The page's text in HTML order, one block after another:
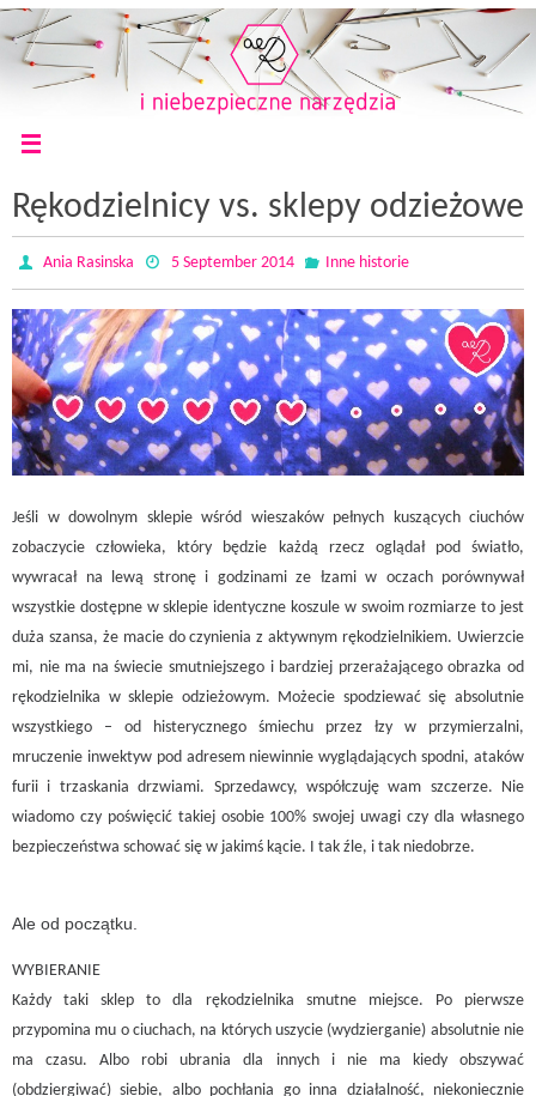
Rękodzielnicy vs. sklepy odzieżowe
Ania Rasinska 5 September 2014 Inne historie
Jeśli w dowolnym sklepie wśród wieszaków pełnych kuszących ciuchów
zobaczycie człowieka, który będzie każdą rzecz oglądał pod światło,
wywracał na lewą stronę i godzinami ze łzami w oczach porównywał
wszystkie dostępne w sklepie identyczne koszule w swoim rozmiarze to jest
duża szansa, że macie do czynienia z aktywnym rękodzielnikiem. Uwierzcie
mi, nie ma na świecie smutniejszego i bardziej przerażającego obrazka od
rękodzielnika w sklepie odzieżowym. Możecie spodziewać się absolutnie
wszystkiego – od histerycznego śmiechu przez łzy w przymierzalni,
mruczenie inwektyw pod adresem niewinnie wyglądających spodni, ataków
furii i trzaskania drzwiami. Sprzedawcy, współczuję wam szczerze. Nie
wiadomo czy poświęcić takiej osobie 100% swojej uwagi czy dla własnego
bezpieczeństwa schować się w jakimś kącie. I tak źle, i tak niedobrze.
Ale od początku.
WYBIERANIE
Każdy taki sklep to dla rękodzielnika smutne miejsce. Po pierwsze
przypomina mu o ciuchach, na których uszycie (wydzierganie) absolutnie nie
ma czasu. Albo robi ubrania dla innych i nie ma kiedy obszywać
(obdziergiwać) siebie, albo pochłania go inna działalność, niekoniecznie